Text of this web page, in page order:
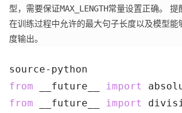
型，需要保证MAX_LENGTH常量设置正确。 提
在训练过程中允许的最大句子长度以及模型能
度输出。
source-python
from __future__ import
from __future__ import